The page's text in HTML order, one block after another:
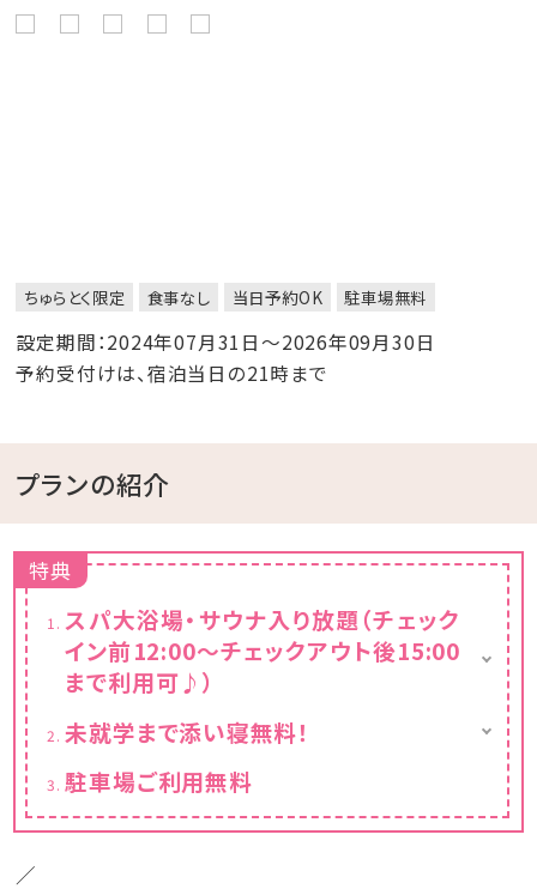
ちゅらとく限定 食事なし 当日予約OK 駐車場無料
設定期間：2024年07月31日～2026年09月30日
予約受付けは、宿泊当日の21時まで
プランの紹介
特典
スパ大浴場・サウナ入り放題（チェック
イン前12:00～チェックアウト後15:00
まで利用可♪）
大浴場。
にあわせて選べるバラエティ豊富な温浴が、ゆ
ったりとした心地よい熱が体を温めてくれま
す。
未就学まで添い寝無料！
■未就学児のお子さまは添い寝に限り無料で
ご宿泊いただけます（大人1名につき添い寝1
名まで）
駐車場ご利用無料
／